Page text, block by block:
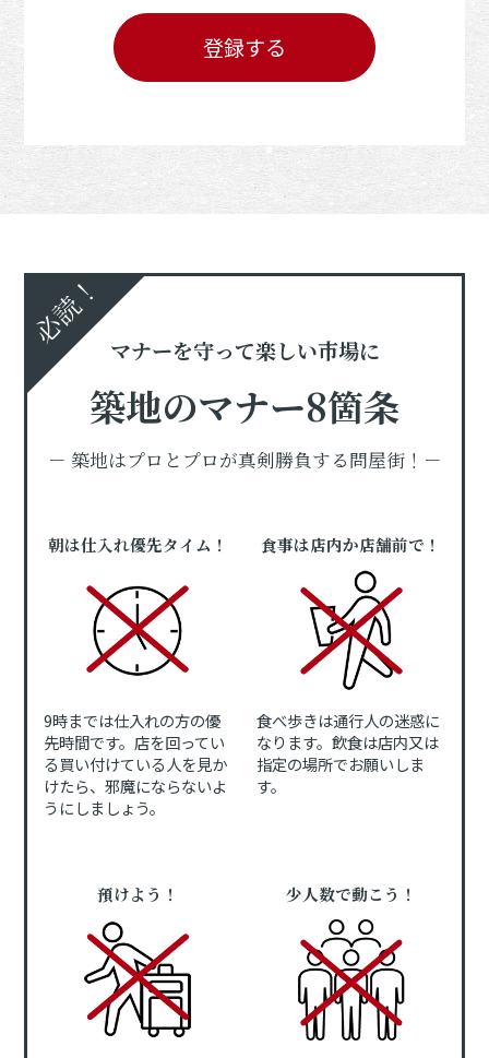
登録する
必読！
マナーを守って楽しい市場に
築地のマナー8箇条
－ 築地はプロとプロが真剣勝負する問屋街！－
朝は仕入れ優先タイム！
9時までは仕入れの方の優
先時間です。店を回ってい
る買い付けている人を見か
けたら、邪魔にならないよ
うにしましょう。
食事は店内か店舗前で！
食べ歩きは通行人の迷惑に
なります。飲食は店内又は
指定の場所でお願いしま
す。
預けよう！ 少人数で動こう！